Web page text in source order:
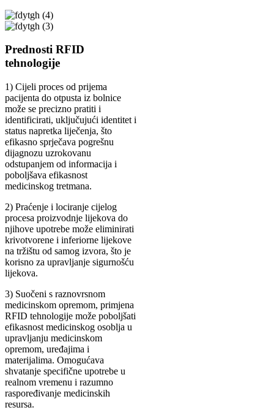
Prednosti RFID
tehnologije
1) Cijeli proces od prijema
pacijenta do otpusta iz bolnice
može se precizno pratiti i
identificirati, uključujući identitet i
status napretka liječenja, što
efikasno sprječava pogrešnu
dijagnozu uzrokovanu
odstupanjem od informacija i
poboljšava efikasnost
medicinskog tretmana.
2) Praćenje i lociranje cijelog
procesa proizvodnje lijekova do
njihove upotrebe može eliminirati
krivotvorene i inferiorne lijekove
na tržištu od samog izvora, što je
korisno za upravljanje sigurnošću
lijekova.
3) Suočeni s raznovrsnom
medicinskom opremom, primjena
RFID tehnologije može poboljšati
efikasnost medicinskog osoblja u
upravljanju medicinskom
opremom, uređajima i
materijalima. Omogućava
shvatanje specifične upotrebe u
realnom vremenu i razumno
raspoređivanje medicinskih
resursa.